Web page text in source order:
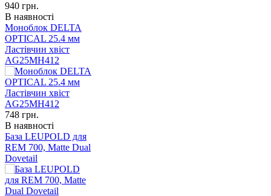
940 грн.
В наявності
Моноблок DELTA
OPTICAL 25.4 мм
Ластівчин хвіст
AG25MH412
748 грн.
В наявності
База LEUPOLD для
REM 700, Matte Dual
Dovetail